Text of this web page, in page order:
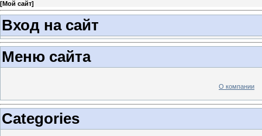
[Мой сайт]
Вход на сайт
Меню сайта
О компании
Categories